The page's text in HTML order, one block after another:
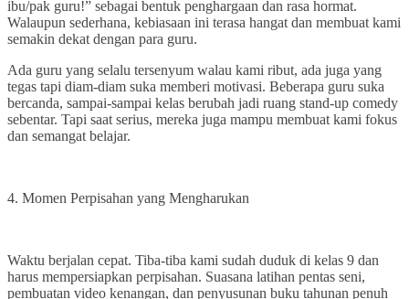
ibu/pak guru!” sebagai bentuk penghargaan dan rasa hormat.
Walaupun sederhana, kebiasaan ini terasa hangat dan membuat kami
semakin dekat dengan para guru.
Ada guru yang selalu tersenyum walau kami ribut, ada juga yang
tegas tapi diam-diam suka memberi motivasi. Beberapa guru suka
bercanda, sampai-sampai kelas berubah jadi ruang stand-up comedy
sebentar. Tapi saat serius, mereka juga mampu membuat kami fokus
dan semangat belajar.
4. Momen Perpisahan yang Mengharukan
Waktu berjalan cepat. Tiba-tiba kami sudah duduk di kelas 9 dan
harus mempersiapkan perpisahan. Suasana latihan pentas seni,
pembuatan video kenangan, dan penyusunan buku tahunan penuh